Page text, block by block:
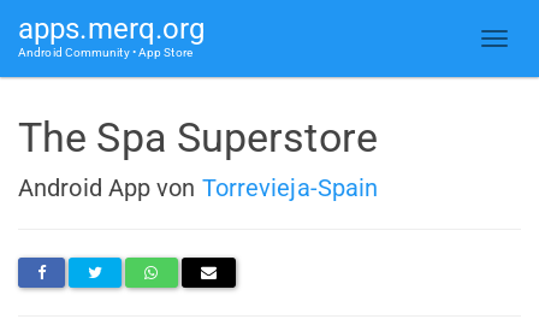
apps.merq.org
Android Community • App Store
The Spa Superstore
Android App von Torrevieja-Spain